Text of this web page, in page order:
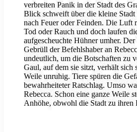
verbreiten Panik in der Stadt des
Blick schweift über die kleine Stadt
nach Feuer oder Feinden. Die Luft
Tod oder Rauch und doch laufen
aufgescheuchte Hühner umher.
Gebrüll der Befehlshaber an
undeutlich, um die Botschaften zu
Gaul, auf dem sie sitzt, verhält sich
Weile unruhig. Tiere spüren die
bewahrheiteter Ratschlag. Umso
Rebecca. Schon eine ganze Weile
Anhöhe, obwohl die Stadt zu ihren